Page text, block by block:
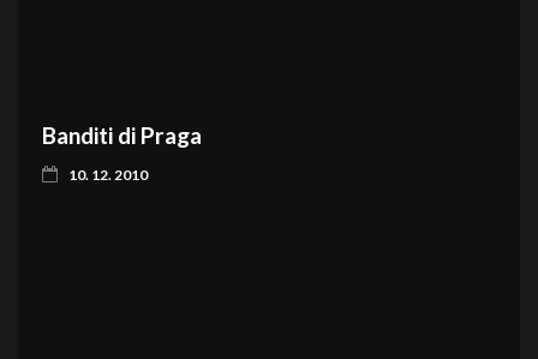
Banditi di Praga
10. 12. 2010